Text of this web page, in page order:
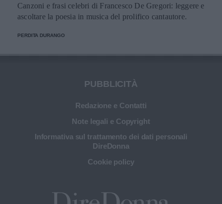
Canzoni e frasi celebri di Francesco De Gregori: leggere e
ascoltare la poesia in musica del prolifico cantautore.
PERDITA DURANGO
PUBBLICITÀ
Redazione e Contatti
Note legali e Copyright
Informativa sul trattamento dei dati personali
DireDonna
Cookie policy